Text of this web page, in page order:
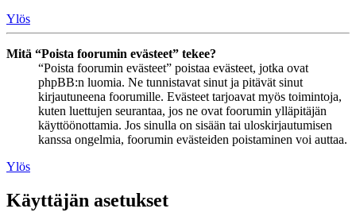
Ylös
Mitä “Poista foorumin evästeet” tekee?
“Poista foorumin evästeet” poistaa evästeet, jotka ovat
phpBB:n luomia. Ne tunnistavat sinut ja pitävät sinut
kirjautuneena foorumille. Evästeet tarjoavat myös toimintoja,
kuten luettujen seurantaa, jos ne ovat foorumin ylläpitäjän
käyttöönottamia. Jos sinulla on sisään tai uloskirjautumisen
kanssa ongelmia, foorumin evästeiden poistaminen voi auttaa.
Ylös
Käyttäjän asetukset